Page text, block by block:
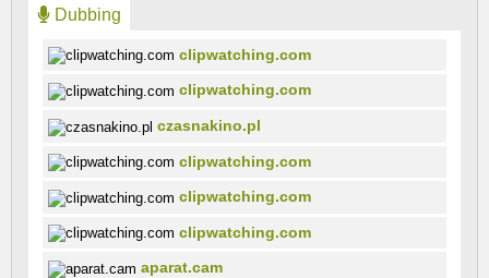
Dubbing
clipwatching.com
clipwatching.com
czasnakino.pl
clipwatching.com
clipwatching.com
clipwatching.com
aparat.cam